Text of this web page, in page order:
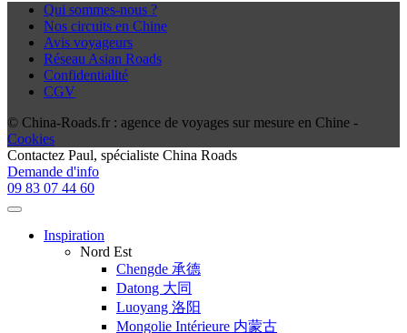
Qui sommes-nous ?
Nos circuits en Chine
Avis voyageurs
Réseau Asian Roads
Confidentialité
CGV
© China-Roads.fr : agence de voyages sur mesure en Chine -
Cookies
Contactez Paul, spécialiste China Roads
Demande d'info
09 83 07 44 60
Inspiration
Nord Est
Chengde 承德
Datong 大同
Luoyang 洛阳
Mongolie Intérieure 内蒙古